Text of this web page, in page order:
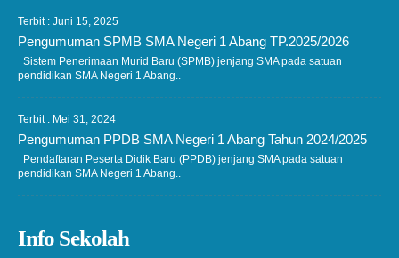
Terbit : Juni 15, 2025
Pengumuman SPMB SMA Negeri 1 Abang TP.2025/2026
Sistem Penerimaan Murid Baru (SPMB) jenjang SMA pada satuan
pendidikan SMA Negeri 1 Abang..
Terbit : Mei 31, 2024
Pengumuman PPDB SMA Negeri 1 Abang Tahun 2024/2025
Pendaftaran Peserta Didik Baru (PPDB) jenjang SMA pada satuan
pendidikan SMA Negeri 1 Abang..
Info Sekolah